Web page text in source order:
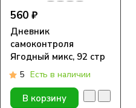
560 ₽
Дневник
самоконтроля
Ягодный микс, 92 стр
5 Есть в наличии
В корзину